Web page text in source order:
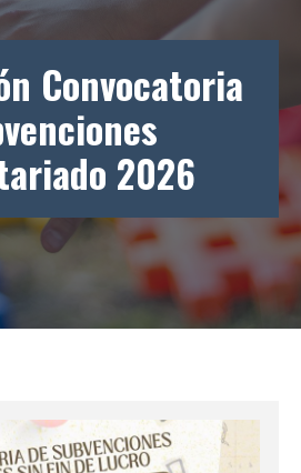
Convocatoria
2026